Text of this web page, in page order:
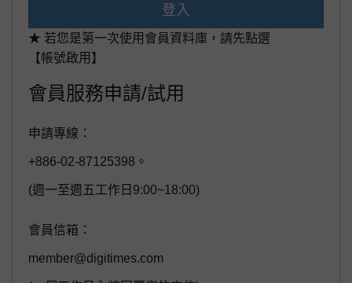
登入
★ 若您是第一次使用會員資料庫，請先點選
【帳號啟用】
會員服務申請/試用
申請專線：
+886-02-87125398。
(週一至週五工作日9:00~18:00)
會員信箱：
member@digitimes.com